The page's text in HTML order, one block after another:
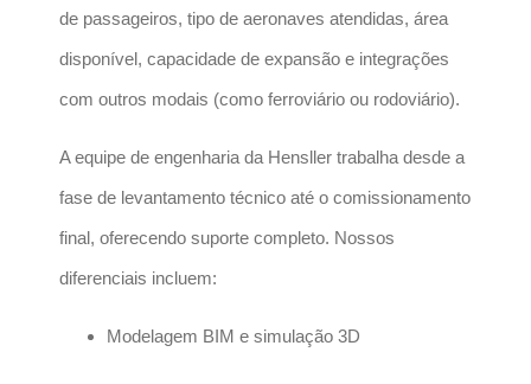
de passageiros, tipo de aeronaves atendidas, área
disponível, capacidade de expansão e integrações
com outros modais (como ferroviário ou rodoviário).
A equipe de engenharia da Hensller trabalha desde a
fase de levantamento técnico até o comissionamento
final, oferecendo suporte completo. Nossos
diferenciais incluem:
Modelagem BIM e simulação 3D